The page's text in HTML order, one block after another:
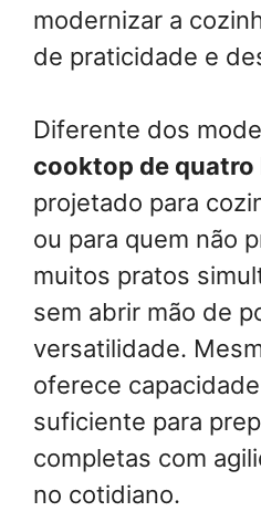
modernizar a
de praticidade e
Diferente dos
cooktop de quatro
projetado para
ou para quem não
muitos pratos
sem abrir mão de
versatilidade.
oferece
suficiente para
completas com
no cotidiano.